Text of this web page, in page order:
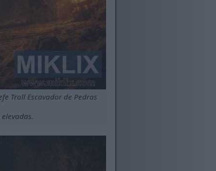
Troll Escavador de Pedras